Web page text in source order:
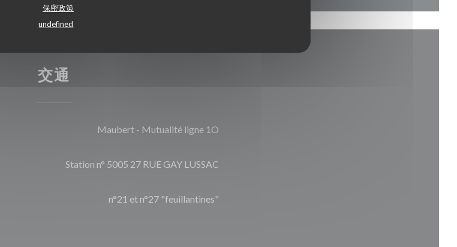
保密政策
undefined
交通
Maubert - Mutualité ligne 1O
Station n° 5005 27 RUE GAY LUSSAC
n°21 et n°27 "feuillantines"